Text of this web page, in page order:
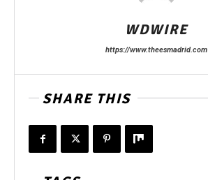
WDWIRE
https://www.theesmadrid.com
SHARE THIS